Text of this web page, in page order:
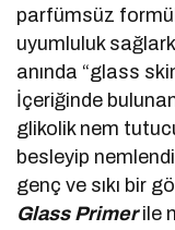
parfümsüz
uyumluluk
anında “glass
İçeriğinde
glikolik nem
besleyip
genç ve sıkı bir
Glass Primerile